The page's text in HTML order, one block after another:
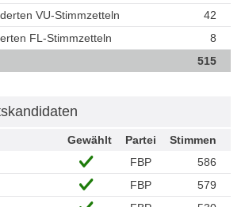
VU-Stimmzetteln
42
FL-Stimmzetteln
8
515
Gewählt Partei
Stimmen
FBP
586
FBP
579